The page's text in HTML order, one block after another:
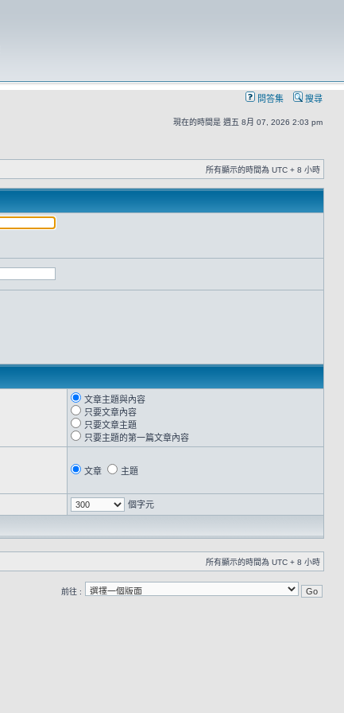
問答集 搜尋
現在的時間是 週五 8月 07, 2026 2:03 pm
所有顯示的時間為 UTC + 8 小時
文章主題與內容
只要文章內容
只要文章主題
只要主題的第一篇文章內容
文章 主題
個字元
所有顯示的時間為 UTC + 8 小時
前往 :